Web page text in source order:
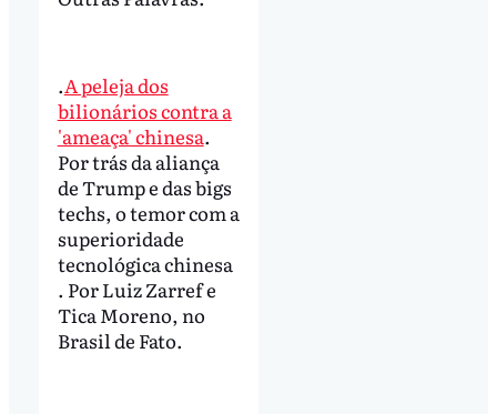
.A peleja dos
bilionários contra a
'ameaça' chinesa.
Por trás da aliança
de Trump e das bigs
techs, o temor com a
superioridade
tecnológica chinesa
. Por Luiz Zarref e
Tica Moreno, no
Brasil de Fato.